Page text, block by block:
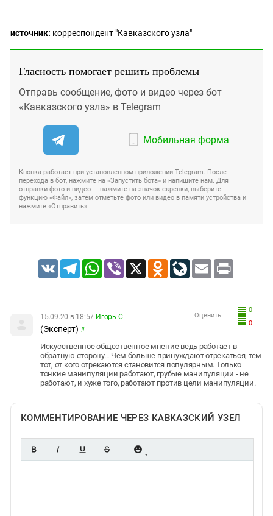
источник: корреспондент "Кавказского узла"
Гласность помогает решить проблемы
Отправь сообщение, фото и видео через бот
«Кавказского узла» в Telegram
Мобильная форма
Кнопка работает при установленном приложении Telegram. После
перехода в бот, нажмите на «Запустить бота» и напишите нам. Для
отправки фото и видео — нажмите на значок скрепки, выберите
функцию «Файл», затем отметьте фото или видео в памяти устройства и
нажмите «Отправить».
VK TelegramWhatsApp
Viber X Odnoklassniki
LiveJournal
Email Print
0
0
Оценить:
15.09.20 в 18:57 Игорь С
(Эксперт) #
Искусственное общественное мнение ведь работает в
обратную сторону... Чем больше принуждают отрекаться, тем
тот, от кого отрекаются становится популярным. Только
тонкие манипуляции работают, грубые манипуляции - не
работают, и хуже того, работают против цели манипуляции.
КОММЕНТИРОВАНИЕ ЧЕРЕЗ КАВКАЗСКИЙ УЗЕЛ